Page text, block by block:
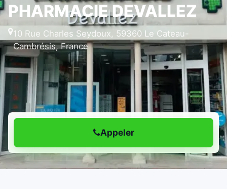
PHARMACIE DEVALLEZ
10 Rue Charles Seydoux, 59360 Le Cateau-
Cambrésis, France
Appeler